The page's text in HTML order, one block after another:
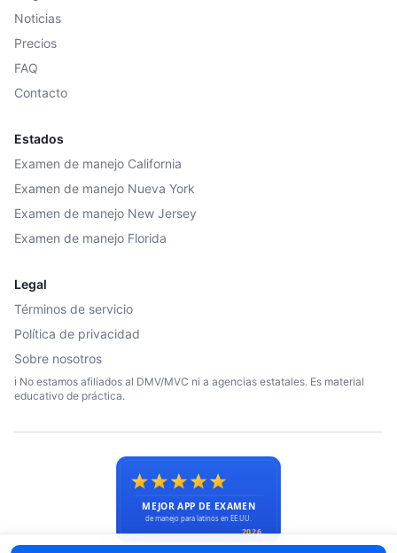
Noticias
Precios
FAQ
Contacto
Estados
Examen de manejo California
Examen de manejo Nueva York
Examen de manejo New Jersey
Examen de manejo Florida
Legal
Términos de servicio
Política de privacidad
Sobre nosotros
ℹ️ No estamos afiliados al DMV/MVC ni a agencias estatales. Es material
educativo de práctica.